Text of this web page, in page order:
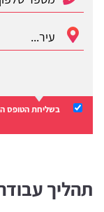
בשליחת הטופס
תהליך